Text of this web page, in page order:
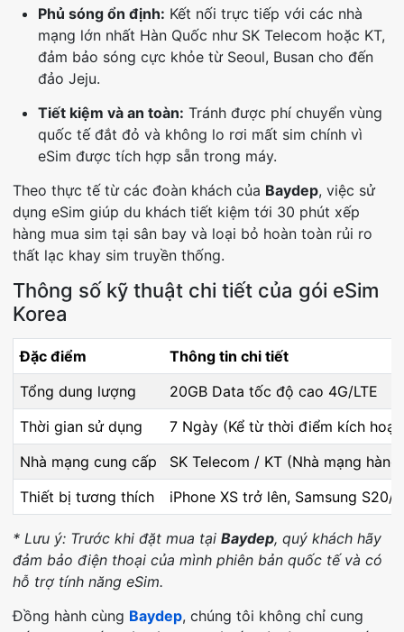
Phủ sóng ổn định: Kết nối trực tiếp với các nhà
mạng lớn nhất Hàn Quốc như SK Telecom hoặc KT,
đảm bảo sóng cực khỏe từ Seoul, Busan cho đến
đảo Jeju.
Tiết kiệm và an toàn: Tránh được phí chuyển vùng
quốc tế đắt đỏ và không lo rơi mất sim chính vì
eSim được tích hợp sẵn trong máy.
Theo thực tế từ các đoàn khách của Baydep, việc sử
dụng eSim giúp du khách tiết kiệm tới 30 phút xếp
hàng mua sim tại sân bay và loại bỏ hoàn toàn rủi ro
thất lạc khay sim truyền thống.
Thông số kỹ thuật chi tiết của gói eSim
Korea
Đặc điểm
Thông tin chi tiết
Tổng dung lượng
20GB Data tốc độ cao 4G/LTE
Thời gian sử dụng
7 Ngày (Kể từ thời điểm kích
Nhà mạng cung cấp
SK Telecom / KT (Nhà mạng
Thiết bị tương thích
iPhone XS trở lên, Samsung
* Lưu ý: Trước khi đặt mua tại Baydep, quý khách hãy
đảm bảo điện thoại của mình phiên bản quốc tế và có
hỗ trợ tính năng eSim.
Đồng hành cùng Baydep, chúng tôi không chỉ cung